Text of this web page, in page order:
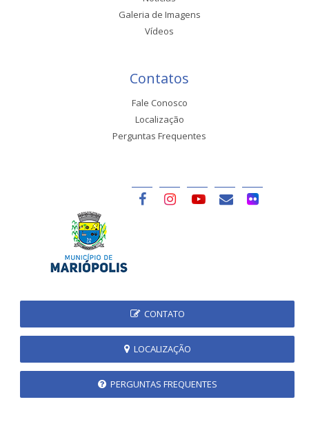
Galeria de Imagens
Vídeos
Contatos
Fale Conosco
Localização
Perguntas Frequentes
CONTATO
LOCALIZAÇÃO
PERGUNTAS FREQUENTES